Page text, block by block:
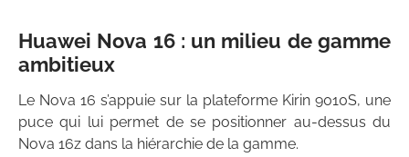
Huawei Nova 16 : un milieu de gamme
ambitieux
Le Nova 16 s’appuie sur la plateforme Kirin 9010S, une
puce qui lui permet de se positionner au-dessus du
Nova 16z dans la hiérarchie de la gamme.